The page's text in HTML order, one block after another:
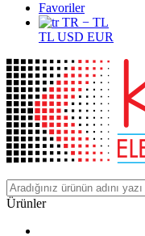
Favoriler
TR − TL
TL USD EUR
Ürünler